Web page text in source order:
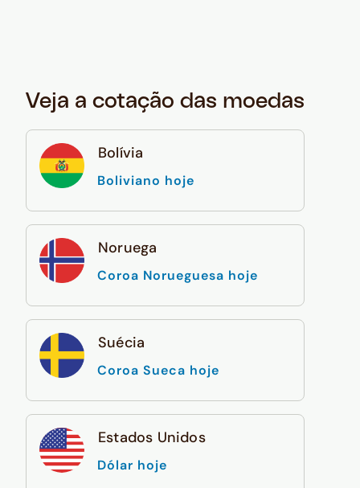
Veja a cotação das moedas
Bolívia
Boliviano hoje
Noruega
Coroa Norueguesa hoje
Suécia
Coroa Sueca hoje
Estados Unidos
Dólar hoje